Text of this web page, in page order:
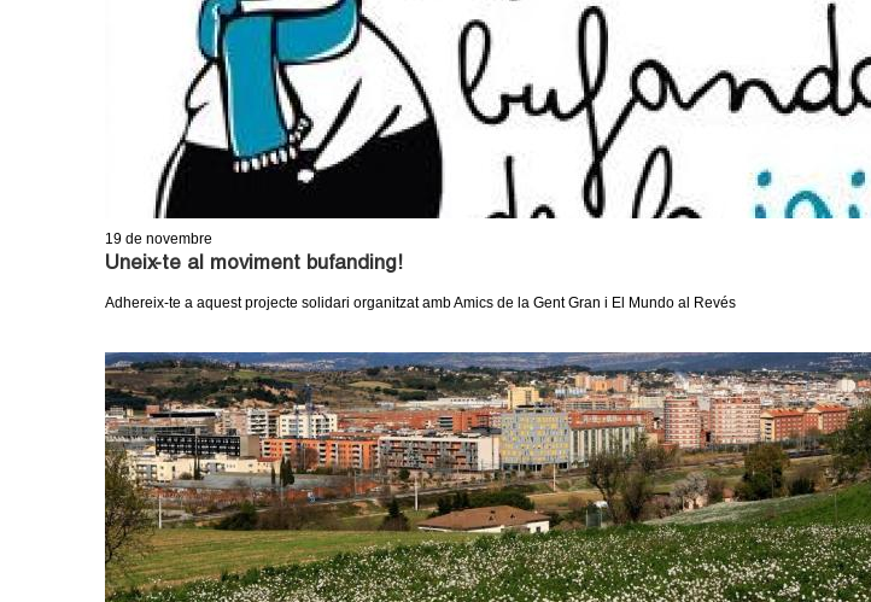
19 de novembre
Uneix-te al moviment bufanding!
Adhereix-te a aquest projecte solidari organitzat amb Amics de la Gent Gran i El Mundo al Revés